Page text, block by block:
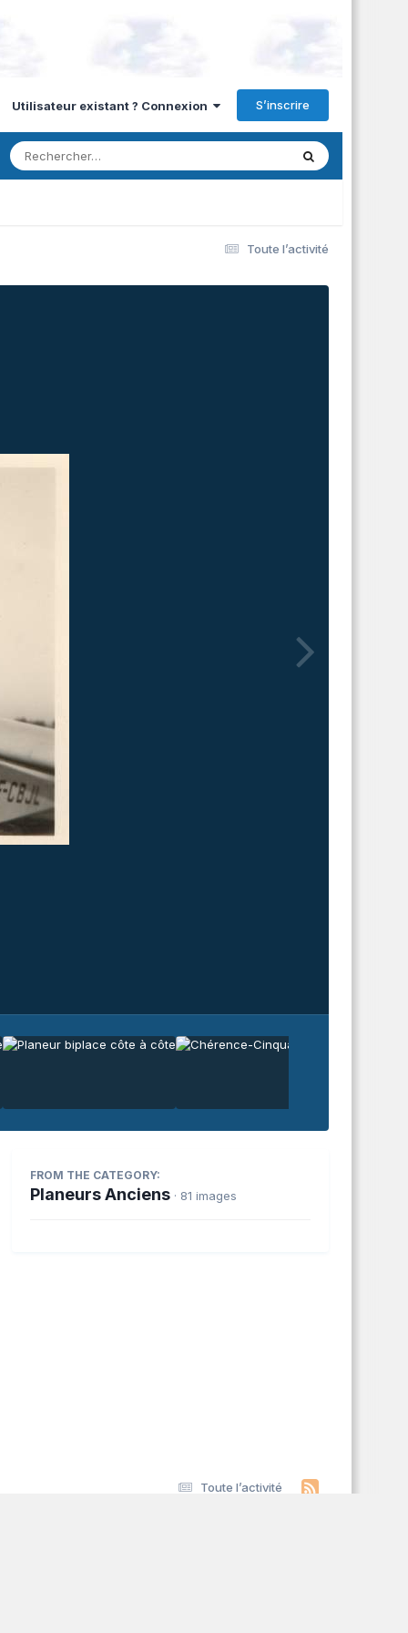
Utilisateur existant ? Connexion S’inscrire
Toute l’activité
FROM THE CATEGORY:
Planeurs Anciens · 81 images
Toute l’activité